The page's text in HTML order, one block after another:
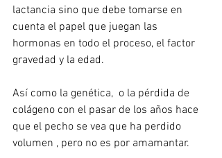
lactancia sino que debe tomarse en
cuenta el papel que juegan las
hormonas en todo el proceso, el factor
gravedad y la edad.
Así como la genética,  o la pérdida de
colágeno con el pasar de los años hace
que el pecho se vea que ha perdido
volumen , pero no es por amamantar.